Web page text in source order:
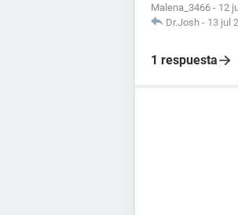
Malena_3466 - 12
Dr.Josh - 13 jul
1 respuesta